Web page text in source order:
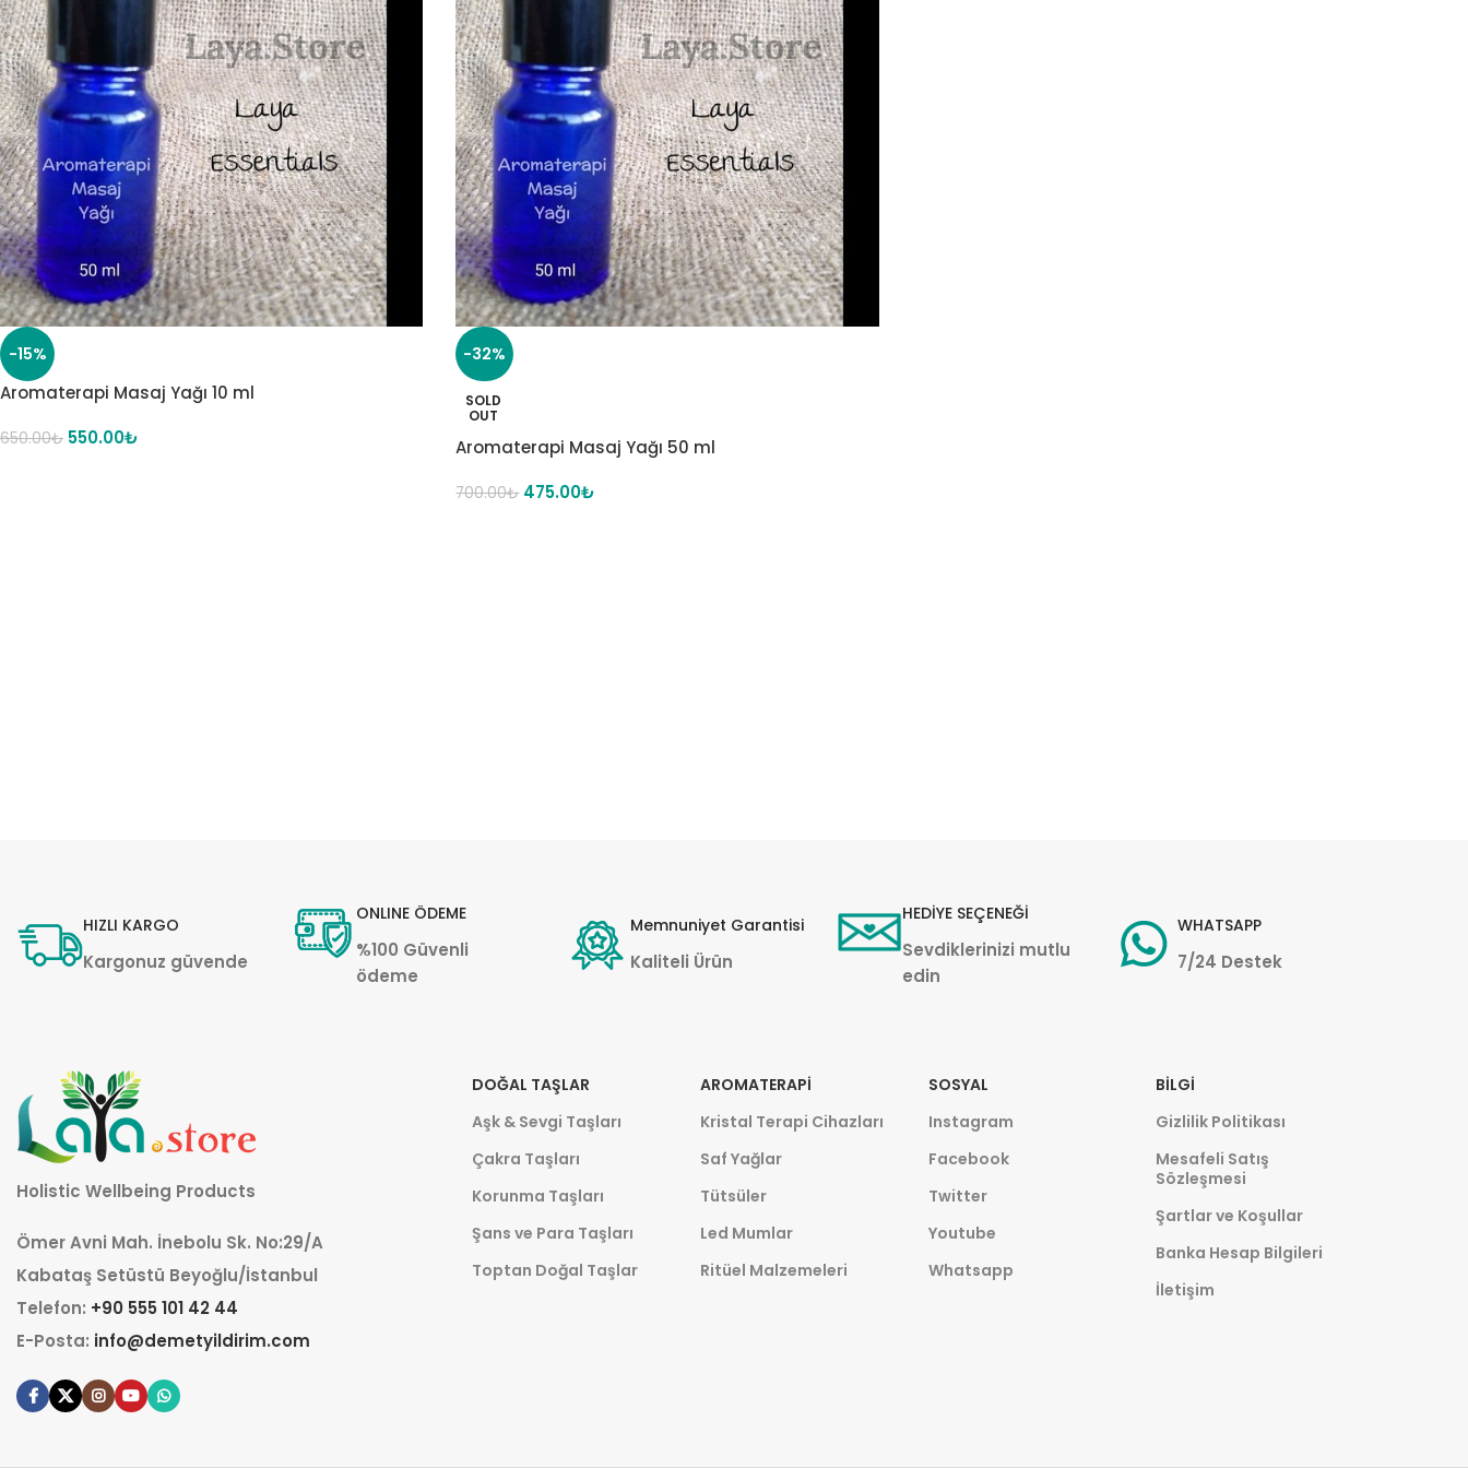
-15%
Aromaterapi Masaj Yağı 10 ml
650.00₺ 550.00₺
-32%
SOLD
OUT
Aromaterapi Masaj Yağı 50 ml
700.00₺ 475.00₺
HIZLI KARGO
Kargonuz güvende
ONLINE ÖDEME
%100 Güvenli
ödeme
Memnuniyet Garantisi
Kaliteli Ürün
HEDİYE SEÇENEĞİ
Sevdiklerinizi mutlu
edin
WHATSAPP
7/24 Destek
Holistic Wellbeing Products
Ömer Avni Mah. İnebolu Sk. No:29/A
Kabataş Setüstü Beyoğlu/İstanbul
Telefon: +90 555 101 42 44
E-Posta: info@demetyildirim.com
DOĞAL TAŞLAR
Aşk & Sevgi Taşları
Çakra Taşları
Korunma Taşları
Şans ve Para Taşları
Toptan Doğal Taşlar
AROMATERAPI
Kristal Terapi Cihazları
Saf Yağlar
Tütsüler
Led Mumlar
Ritüel Malzemeleri
SOSYAL
Instagram
Facebook
Twitter
Youtube
Whatsapp
BILGI
Gizlilik Politikası
Mesafeli Satış
Sözleşmesi
Şartlar ve Koşullar
Banka Hesap Bilgileri
İletişim